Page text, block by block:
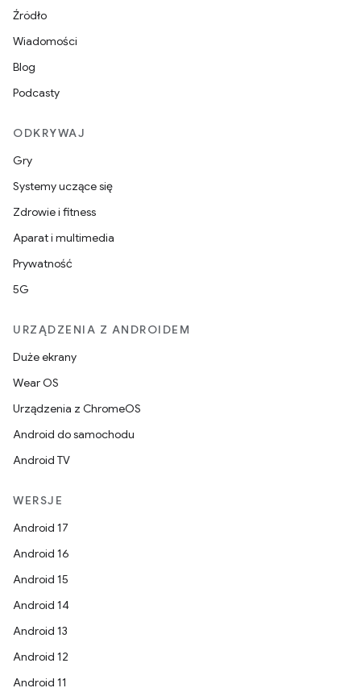
Źródło
Wiadomości
Blog
Podcasty
ODKRYWAJ
Gry
Systemy uczące się
Zdrowie i fitness
Aparat i multimedia
Prywatność
5G
URZĄDZENIA Z ANDROIDEM
Duże ekrany
Wear OS
Urządzenia z ChromeOS
Android do samochodu
Android TV
WERSJE
Android 17
Android 16
Android 15
Android 14
Android 13
Android 12
Android 11